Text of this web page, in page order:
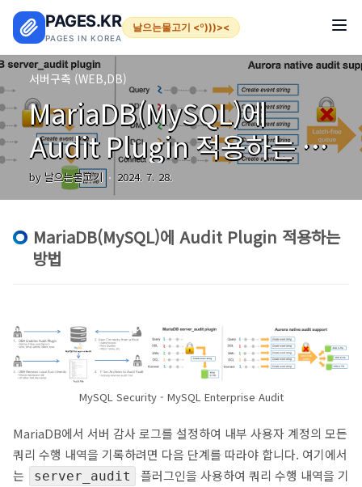
PAGES.KR
PAGES IN KOREA
날으는물고기 <º)))><
서버구축 (WEB,DB)
MariaDB(MySQL)에
Audit Plugin 적용하는 방
법
by 날으는물고기 2024. 7. 28.
MariaDB(MySQL)에 Audit Plugin 적용하는
방법
MySQL Security - MySQL Enterprise Audit
MariaDB에서 서버 감사 로그를 설정하여 내부 사용자 계정의 모든
쿼리 수행 내역을 기록하려면 다음 단계를 따라야 합니다. 여기에서
는
server_audit
플러그인을 사용하여 쿼리 수행 내역을 기